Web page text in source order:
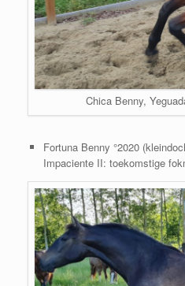
Chica Benny,
Fortuna Benny °2020
Impaciente II: toekomstige